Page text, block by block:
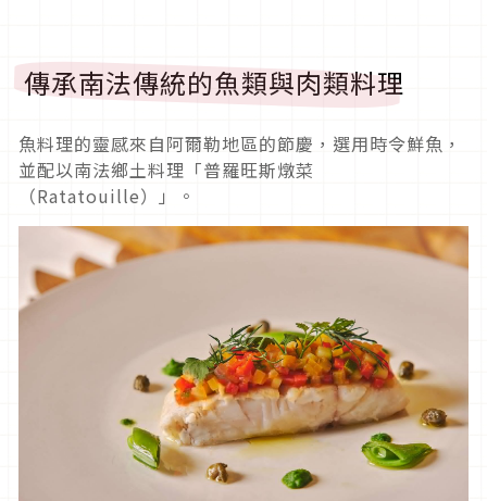
傳承南法傳統的魚類與肉類料理
魚料理的靈感來自阿爾勒地區的節慶，選用時令鮮魚，
並配以南法鄉土料理「普羅旺斯燉菜
（Ratatouille）」。